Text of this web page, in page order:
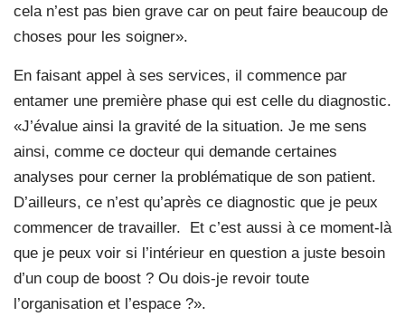
cela n’est pas bien grave car on peut faire beaucoup de
choses pour les soigner».
En faisant appel à ses services, il commence par
entamer une première phase qui est celle du diagnostic.
«J’évalue ainsi la gravité de la situation. Je me sens
ainsi, comme ce docteur qui demande certaines
analyses pour cerner la problématique de son patient.
D’ailleurs, ce n’est qu’après ce diagnostic que je peux
commencer de travailler.
Et c’est aussi à ce moment-là
que je peux voir si l’intérieur en question a juste besoin
d’un coup de boost ? Ou dois-je revoir toute
l’organisation et l’espace ?».